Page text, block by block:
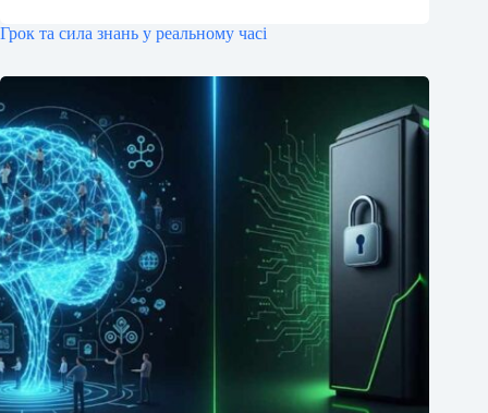
Грок та сила знань у реальному часі